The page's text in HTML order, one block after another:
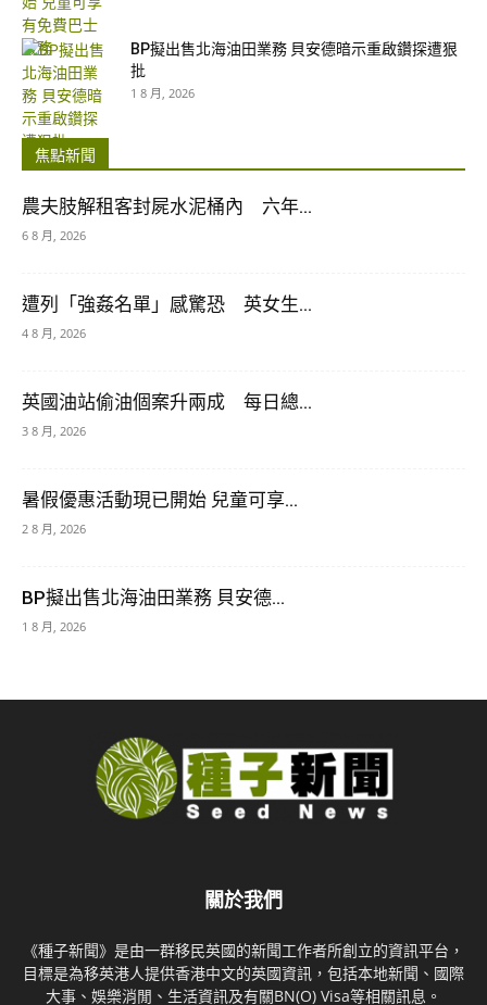
BP擬出售北海油田業務 貝安德暗示重啟鑽探遭狠
批
1 8 月, 2026
焦點新聞
農夫肢解租客封屍水泥桶內 六年...
6 8 月, 2026
遭列「強姦名單」感驚恐 英女生...
4 8 月, 2026
英國油站偷油個案升兩成 每日總...
3 8 月, 2026
暑假優惠活動現已開始 兒童可享...
2 8 月, 2026
BP擬出售北海油田業務 貝安德...
1 8 月, 2026
關於我們
《種子新聞》是由一群移民英國的新聞工作者所創立的資訊平台，
目標是為移英港人提供香港中文的英國資訊，包括本地新聞、國際
大事、娛樂消閒、生活資訊及有關BN(O) Visa等相關訊息。